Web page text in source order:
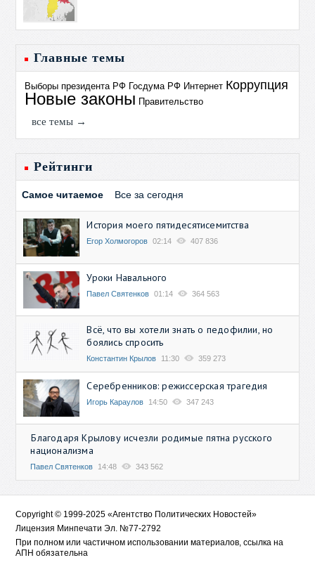
Главные темы
Выборы президента РФ Госдума РФ Интернет Коррупция
Новые законы Правительство
все темы →
Рейтинги
Самое читаемое Все за сегодня
История моего пятидесятисемитства
Егор Холмогоров 02:14 407 836
Уроки Навального
Павел Святенков 01:14 364 563
Всё, что вы хотели знать о педофилии, но
боялись спросить
Константин Крылов 11:30 359 273
Серебренников: режиссерская трагедия
Игорь Караулов 14:50 347 243
Благодаря Крылову исчезли родимые пятна русского
национализма
Павел Святенков 14:48 343 562
Copyright © 1999-2025 «Агентство Политических Новостей»
Лицензия Минпечати Эл. №77-2792
При полном или частичном использовании материалов, ссылка на
АПН обязательна